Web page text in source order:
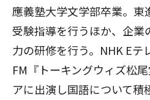
應義塾大学文学部卒業。東
受験指導を行うほか、企
力の研修を行う。NHK Eテ
FM『トーキングウィズ松
アに出演し国語について積